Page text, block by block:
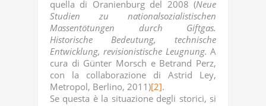
quella di Oranienburg del 2008 (Neue
Studien zu nationalsozialistischen
Massentötungen durch Giftgas.
Historische Bedeutung, technische
Entwicklung, revisionistische Leugnung. A
cura di Günter Morsch e Betrand Perz,
con la collaborazione di Astrid Ley,
Metropol, Berlino, 2011)[2].
Se questa è la situazione degli storici, si